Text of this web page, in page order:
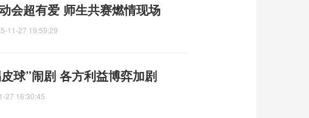
会超有爱 师生共赛燃情现场
11-27 19:59:29
球”闹剧 各方利益博弈加剧
27 16:30:45